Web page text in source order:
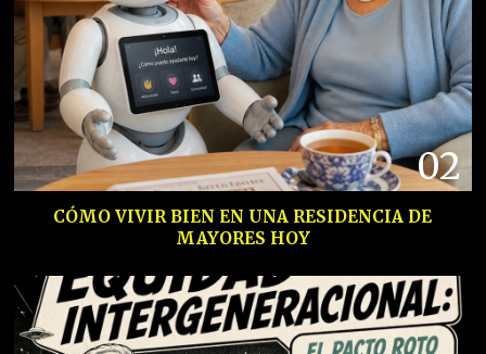
02
CÓMO VIVIR BIEN EN UNA RESIDENCIA DE
MAYORES HOY